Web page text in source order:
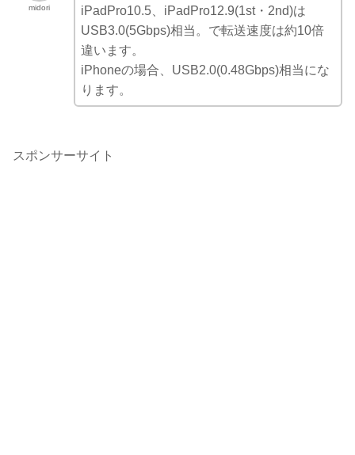
midori
iPadPro10.5、iPadPro12.9(1st・2nd)は
USB3.0(5Gbps)相当。で転送速度は約10倍
違います。
iPhoneの場合、USB2.0(0.48Gbps)相当にな
ります。
スポンサーサイト